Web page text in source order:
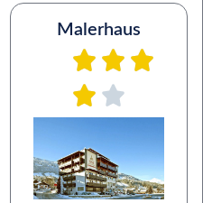
Malerhaus